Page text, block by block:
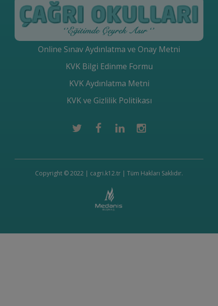
Online Sınav Aydınlatma ve Onay Metni
KVK Bilgi Edinme Formu
KVK Aydınlatma Metni
KVK ve Gizlilik Politikası
Copyright © 2022 | cagri.k12.tr | Tüm Hakları Saklıdır.